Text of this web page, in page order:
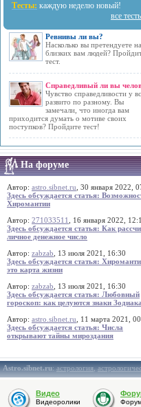
Тесты: каждую неделю новый!
все
Ревнивы ли вы?
Насколько вы претендуете на
близких вам людей?
тест.
Справедливый ли вы
Чувство справедливости у
развито по разному. Вы
замечали, что иногда вам
приходится думать о мотиве своих
поступков? Пройдите тест!
На форуме
Автор: astro.sibnet.ru , 30 января 2022,
Здесь обсуждается статья:
Хиромантии
Автор: 271033511
, 16 января 2022,
Здесь обсуждается статья: Как
личное денежное число
Автор: zabzab , 13 июля 2021, 16:30
Здесь обсуждается статья:
это карта жизни
Автор: zabzab , 13 июля 2021, 16:30
Здесь обсуждается статья: Любовный
гороскоп: как целуются знаки Зодиака
Автор: astro.sibnet.ru , 11 марта 2021,
Здесь обсуждается статья: Числа
открывают тайны мироздания
Astro.sibnet.ru:астрология,
Видео
Видеоролики